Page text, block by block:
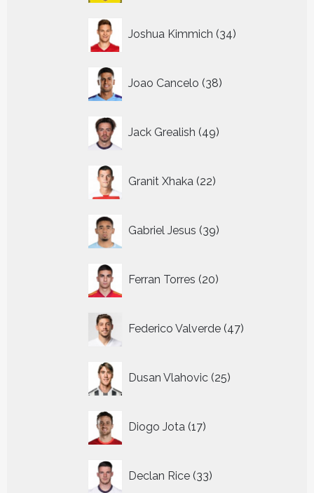
Joshua Kimmich 34
producten
Joao Cancelo 38
producten
Jack Grealish 49
producten
Granit Xhaka 22
producten
Gabriel Jesus 39
producten
Ferran Torres 20
producten
Federico Valverde 47
producten
Dusan Vlahovic 25
producten
Diogo Jota 17
producten
Declan Rice 33
producten